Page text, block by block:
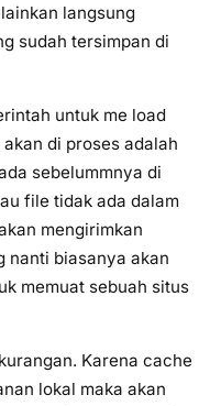
langsung
sudah tersimpan di
untuk me load
di proses adalah
sebelummnya di
file tidak ada dalam
mengirimkan
nanti biasanya akan
memuat sebuah situs
Karena cache
lokal maka akan